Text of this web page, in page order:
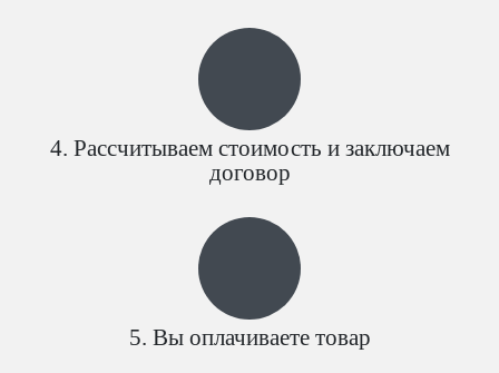
Рассчитываем стоимость и заключаем
договор
Вы оплачиваете товар